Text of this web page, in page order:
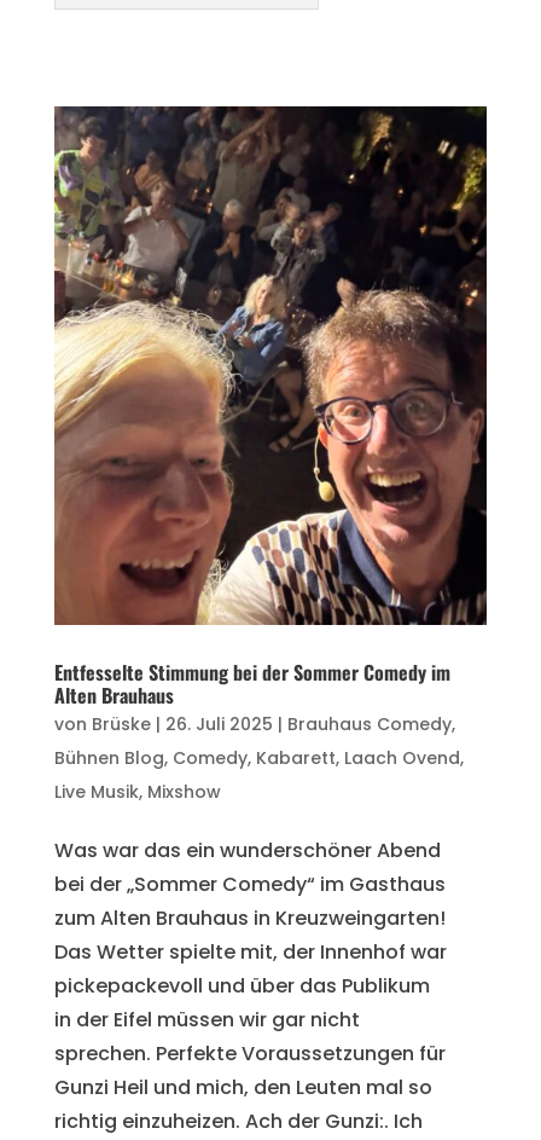
Entfesselte Stimmung bei der Sommer Comedy im
Alten Brauhaus
von Brüske| 26. Juli 2025 | Brauhaus Comedy,
Bühnen Blog, Comedy, Kabarett, Laach Ovend,
Live Musik, Mixshow
Was war das ein wunderschöner Abend
bei der „Sommer Comedy“ im Gasthaus
zum Alten Brauhaus in Kreuzweingarten!
Das Wetter spielte mit, der Innenhof war
pickepackevoll und über das Publikum
in der Eifel müssen wir gar nicht
sprechen. Perfekte Voraussetzungen für
Gunzi Heil und mich, den Leuten mal so
richtig einzuheizen. Ach der Gunzi:. Ich